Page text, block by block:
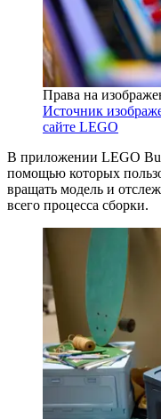
Права на
Источник
сайте LEGO
В приложении LEGO
помощью которых
вращать модель и
всего процесса сборки.